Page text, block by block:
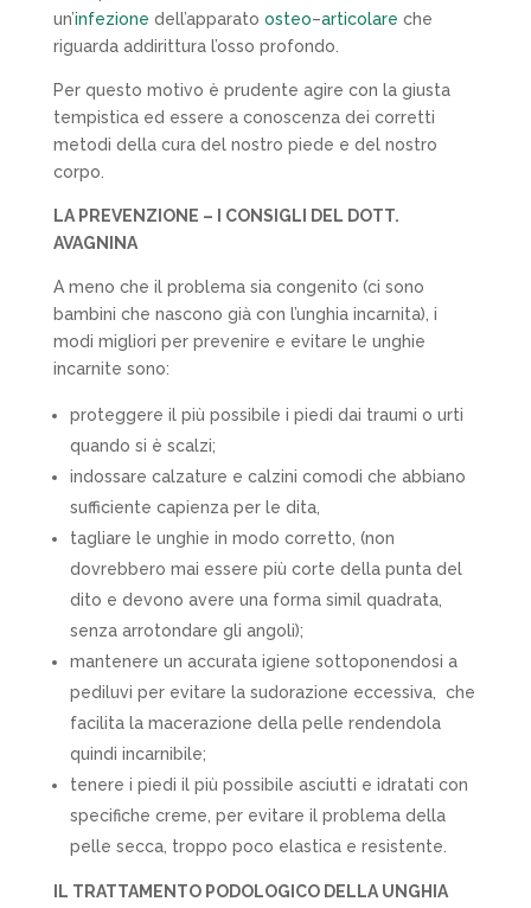
un’infezione dell’apparato osteo–articolare che
riguarda addirittura l’osso profondo.
Per questo motivo è prudente agire con la giusta
tempistica ed essere a conoscenza dei corretti
metodi della cura del nostro piede e del nostro
corpo.
LA PREVENZIONE – I CONSIGLI DEL DOTT.
AVAGNINA
A meno che il problema sia congenito (ci sono
bambini che nascono già con l’unghia incarnita), i
modi migliori per prevenire e evitare le unghie
incarnite sono:
proteggere il più possibile i piedi dai traumi o urti
quando si è scalzi;
indossare calzature e calzini comodi che abbiano
sufficiente capienza per le dita,
tagliare le unghie in modo corretto, (non
dovrebbero mai essere più corte della punta del
dito e devono avere una forma simil quadrata,
senza arrotondare gli angoli);
mantenere un accurata igiene sottoponendosi a
pediluvi per evitare la sudorazione eccessiva,
che
facilita la macerazione della pelle rendendola
quindi incarnibile;
tenere i piedi il più possibile asciutti e idratati con
specifiche creme, per evitare il problema della
pelle secca, troppo poco elastica e resistente.
IL TRATTAMENTO PODOLOGICO DELLA UNGHIA